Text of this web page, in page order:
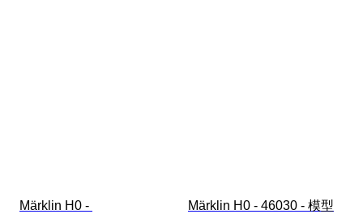
Märklin H0 -
Märklin H0 - 46030 - 模型